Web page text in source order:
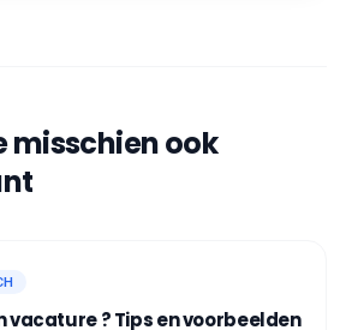
misschien ook
vacature ? Tips en voorbeelden